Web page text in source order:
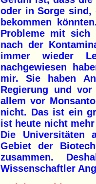
oder in Sorge sind,
bekommen
Probleme mit sich
nach der
immer wieder
nachgewiesen
mir. Sie haben
Regierung und
allem vor
nicht. Das ist ein
ist heute nicht
Die Universitäten
Gebiet der
zusammen.
Wissenschaftler